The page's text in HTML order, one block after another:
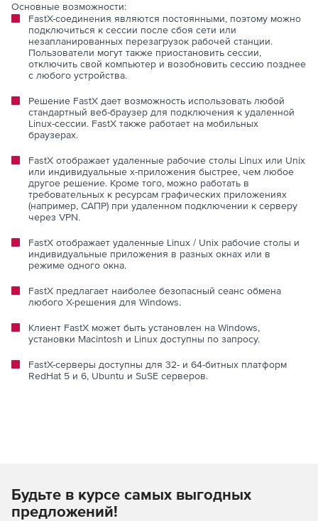
Основные возможности:
FastX-соединения являются постоянными, поэтому можно
подключиться к сессии после сбоя сети или
незапланированных перезагрузок рабочей станции.
Пользователи могут также приостановить сессии,
отключить свой компьютер и возобновить сессию позднее
с любого устройства.
Решение FastX дает возможность использовать любой
стандартный веб-браузер для подключения к удаленной
Linux-сессии. FastX также работает на мобильных
браузерах.
FastX отображает удаленные рабочие столы Linux или Unix
или индивидуальные x-приложения быстрее, чем любое
другое решение. Кроме того, можно работать в
требовательных к ресурсам графических приложениях
(например, САПР) при удаленном подключении к серверу
через VPN.
FastX отображает удаленные Linux / Unix рабочие столы и
индивидуальные приложения в разных окнах или в
режиме одного окна.
FastX предлагает наиболее безопасный сеанс обмена
любого X-решения для Windows.
Клиент FastX может быть установлен на Windows,
установки Macintosh и Linux доступны по запросу.
FastX-серверы доступны для 32- и 64-битных платформ
RedHat 5 и 6, Ubuntu и SuSE серверов.
Будьте в курсе самых выгодных
предложений!